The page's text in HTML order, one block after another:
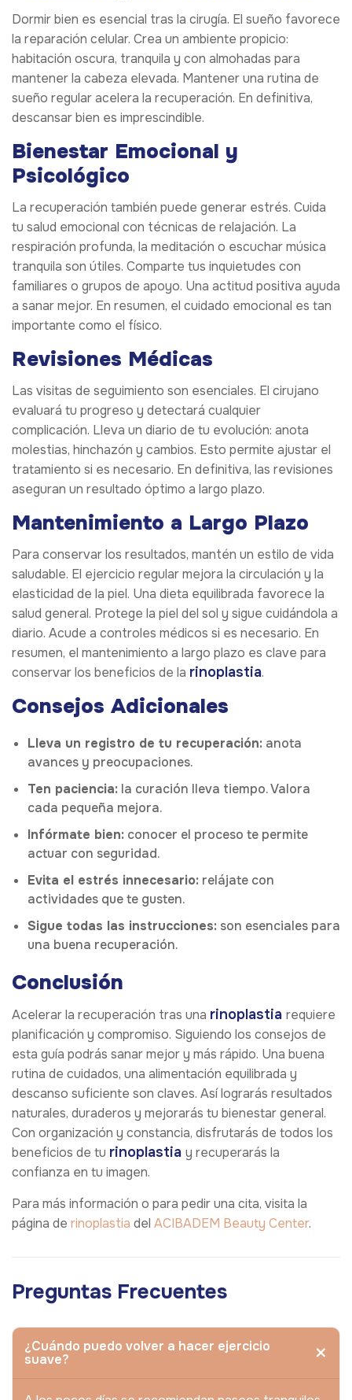
Dormir bien es esencial tras la cirugía. El sueño favorece
la reparación celular. Crea un ambiente propicio:
habitación oscura, tranquila y con almohadas para
mantener la cabeza elevada. Mantener una rutina de
sueño regular acelera la recuperación. En definitiva,
descansar bien es imprescindible.
Bienestar Emocional y
Psicológico
La recuperación también puede generar estrés. Cuida
tu salud emocional con técnicas de relajación. La
respiración profunda, la meditación o escuchar música
tranquila son útiles. Comparte tus inquietudes con
familiares o grupos de apoyo. Una actitud positiva ayuda
a sanar mejor. En resumen, el cuidado emocional es tan
importante como el físico.
Revisiones Médicas
Las visitas de seguimiento son esenciales. El cirujano
evaluará tu progreso y detectará cualquier
complicación. Lleva un diario de tu evolución: anota
molestias, hinchazón y cambios. Esto permite ajustar el
tratamiento si es necesario. En definitiva, las revisiones
aseguran un resultado óptimo a largo plazo.
Mantenimiento a Largo Plazo
Para conservar los resultados, mantén un estilo de vida
saludable. El ejercicio regular mejora la circulación y la
elasticidad de la piel. Una dieta equilibrada favorece la
salud general. Protege la piel del sol y sigue cuidándola a
diario. Acude a controles médicos si es necesario. En
resumen, el mantenimiento a largo plazo es clave para
conservar los beneficios de la rinoplastia.
Consejos Adicionales
Lleva un registro de tu recuperación: anota
avances y preocupaciones.
Ten paciencia: la curación lleva tiempo. Valora
cada pequeña mejora.
Infórmate bien: conocer el proceso te permite
actuar con seguridad.
Evita el estrés innecesario: relájate con
actividades que te gusten.
Sigue todas las instrucciones: son esenciales para
una buena recuperación.
Conclusión
Acelerar la recuperación tras una rinoplastia requiere
planificación y compromiso. Siguiendo los consejos de
esta guía podrás sanar mejor y más rápido. Una buena
rutina de cuidados, una alimentación equilibrada y
descanso suficiente son claves. Así lograrás resultados
naturales, duraderos y mejorarás tu bienestar general.
Con organización y constancia, disfrutarás de todos los
beneficios de tu rinoplastia y recuperarás la
confianza en tu imagen.
Para más información o para pedir una cita, visita la
página de rinoplastia del ACIBADEM Beauty Center.
Preguntas Frecuentes
¿Cuándo puedo volver a hacer ejercicio
suave?